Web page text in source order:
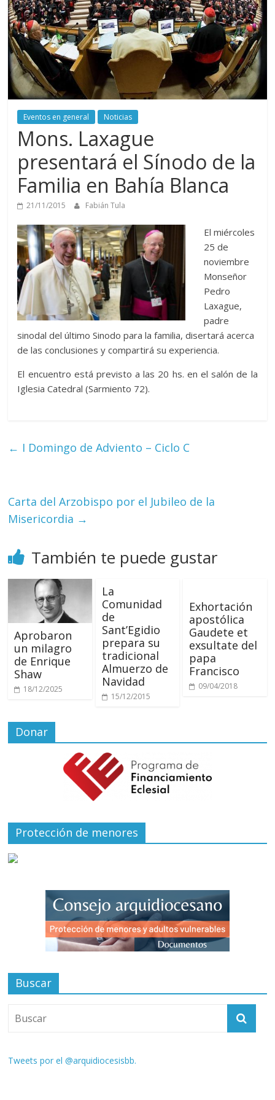
Eventos en general Noticias
Mons. Laxague
presentará el Sínodo de la
Familia en Bahía Blanca
21/11/2015 Fabián Tula
El miércoles
25 de
noviembre
Monseñor
Pedro
Laxague,
padre
sinodal del último Sinodo para la familia, disertará acerca
de las conclusiones y compartirá su experiencia.
El encuentro está previsto a las 20 hs. en el salón de la
Iglesia Catedral (Sarmiento 72).
← I Domingo de Adviento – Ciclo C
Carta del Arzobispo por el Jubileo de la
Misericordia →
También te puede gustar
Aprobaron
un milagro
de Enrique
Shaw
18/12/2025
La
Comunidad
de
Sant’Egidio
prepara su
tradicional
Almuerzo de
Navidad
15/12/2015
Exhortación
apostólica
Gaudete et
exsultate del
papa
Francisco
09/04/2018
Donar
Protección de menores
Buscar
Tweets por el @arquidiocesisbb.